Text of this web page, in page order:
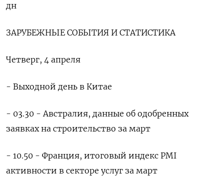
дн
ЗАРУБЕЖНЫЕ СОБЫТИЯ И СТАТИСТИКА
Четверг, 4 апреля
- Выходной день в Китае
- 03.30 - Австралия, данные об одобренных
заявках на строительство за март
- 10.50 - Франция, итоговый индекс PMI
активности в секторе услуг за март